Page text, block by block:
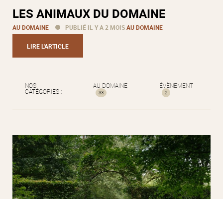
LES ANIMAUX DU DOMAINE
AU DOMAINE PUBLIÉ IL Y A 2 MOISAU DOMAINE
LIRE L'ARTICLE
NOS
CATÉGORIES :
AU DOMAINE
33
ÉVÈNEMENT
2